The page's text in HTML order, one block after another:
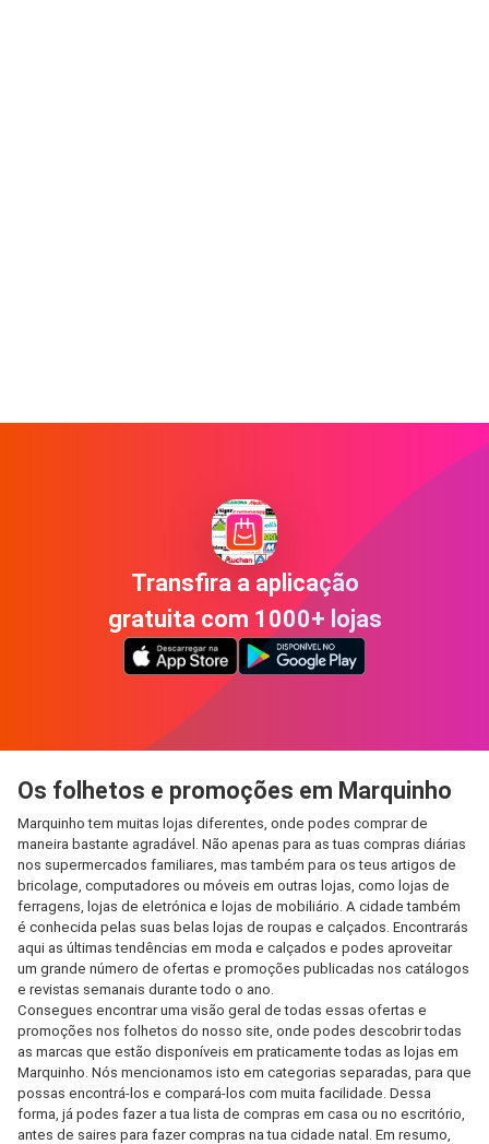
Transfira a aplicação
gratuita com 1000+ lojas
Os folhetos e promoções em Marquinho
Marquinho tem muitas lojas diferentes, onde podes comprar de
maneira bastante agradável. Não apenas para as tuas compras diárias
nos supermercados familiares, mas também para os teus artigos de
bricolage, computadores ou móveis em outras lojas, como lojas de
ferragens, lojas de eletrónica e lojas de mobiliário. A cidade também
é conhecida pelas suas belas lojas de roupas e calçados. Encontrarás
aqui as últimas tendências em moda e calçados e podes aproveitar
um grande número de ofertas e promoções publicadas nos catálogos
e revistas semanais durante todo o ano.
Consegues encontrar uma visão geral de todas essas ofertas e
promoções nos folhetos do nosso site, onde podes descobrir todas
as marcas que estão disponíveis em praticamente todas as lojas em
Marquinho. Nós mencionamos isto em categorias separadas, para que
possas encontrá-los e compará-los com muita facilidade. Dessa
forma, já podes fazer a tua lista de compras em casa ou no escritório,
antes de saires para fazer compras na tua cidade natal. Em resumo,